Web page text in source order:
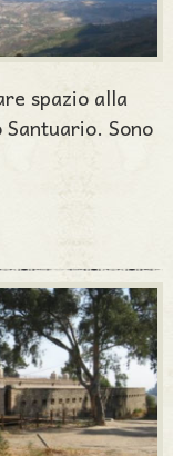
spazio alla
Sono